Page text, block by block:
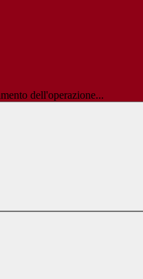
dell'operazione...